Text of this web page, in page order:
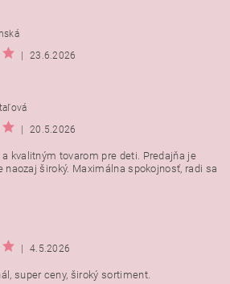
s
|
23.6.2026
|
20.5.2026
kvalitným tovarom pre deti. Predajňa je
naozaj široký. Maximálna spokojnosť, radi sa
|
4.5.2026
super ceny, široký sortiment.